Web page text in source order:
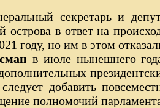
секретарь и
острова в ответ на
году, но им в этом
в июле нынешнего
добавить
полномочий